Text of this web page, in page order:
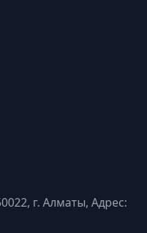
г. Алматы, Адрес: